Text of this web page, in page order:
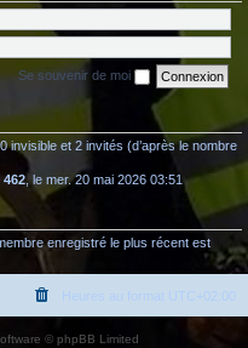
Se souvenir de moi
invisible et 2 invités (d’après le nombre
462 , le mer. 20 mai 2026 03:51
enregistré le plus récent est
Heures au format UTC+02:00
© phpBB Limited